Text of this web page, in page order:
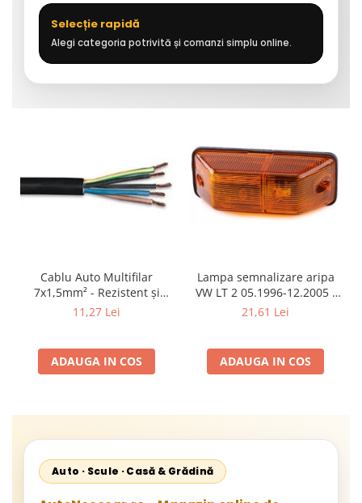
Selecție rapidă
Alegi categoria potrivită și comanzi simplu online.
Cablu Auto Multifilar
7x1,5mm² - Rezistent și
Flexibil pentru Remorci 12V-
11,27 Lei
ADAUGA IN COS
Lampa semnalizare aripa
VW LT 2 05.1996-12.2005 ;
Mercedes Sprinter 1995-
Neoplan Euroliner,
Starliner,Centroliner,
21,61 Lei
ADAUGA IN COS
Auto · Scule · Casă & Grădină